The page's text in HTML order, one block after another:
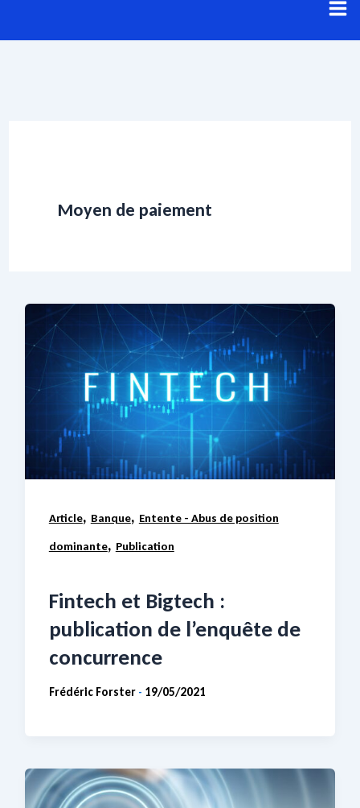
au
Moyen de paiement
Article, Banque, Entente - Abus de position
dominante, Publication
Fintech et Bigtech :
publication de l’enquête de
concurrence
Frédéric Forster - 19/05/2021